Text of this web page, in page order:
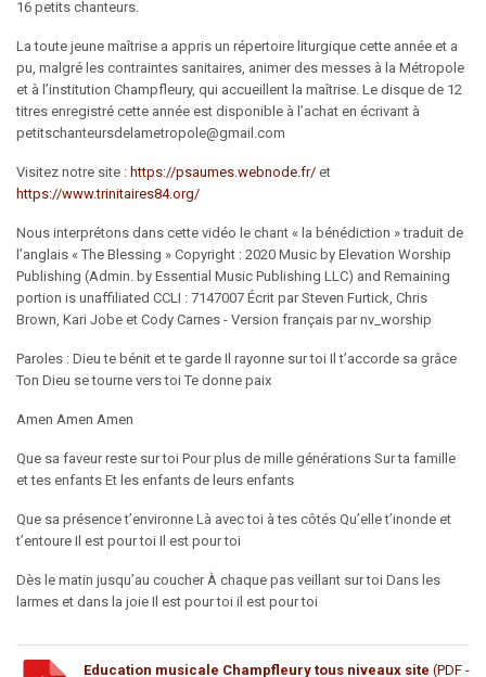
16 petits chanteurs.
La toute jeune maîtrise a appris un répertoire liturgique cette année et a
pu, malgré les contraintes sanitaires, animer des messes à la Métropole
et à l’institution Champfleury, qui accueillent la maîtrise. Le disque de 12
titres enregistré cette année est disponible à l’achat en écrivant à
petitschanteursdelametropole@gmail.com
Visitez notre site : https://psaumes.webnode.fr/ et
https://www.trinitaires84.org/
Nous interprétons dans cette vidéo le chant « la bénédiction » traduit de
l’anglais « The Blessing » Copyright : 2020 Music by Elevation Worship
Publishing (Admin. by Essential Music Publishing LLC) and Remaining
portion is unaffiliated CCLI : 7147007 Écrit par Steven Furtick, Chris
Brown, Kari Jobe et Cody Carnes - Version français par nv_worship
Paroles : Dieu te bénit et te garde Il rayonne sur toi Il t’accorde sa grâce
Ton Dieu se tourne vers toi Te donne paix
Amen Amen Amen
Que sa faveur reste sur toi Pour plus de mille générations Sur ta famille
et tes enfants Et les enfants de leurs enfants
Que sa présence t’environne Là avec toi à tes côtés Qu’elle t’inonde et
t’entoure Il est pour toi Il est pour toi
Dès le matin jusqu’au coucher À chaque pas veillant sur toi Dans les
larmes et dans la joie Il est pour toi il est pour toi
Education musicale Champfleury tous niveaux site (PDF -